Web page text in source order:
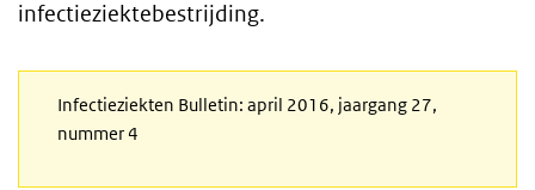
infectieziektebestrijding.
Infectieziekten Bulletin: april 2016, jaargang 27,
nummer 4